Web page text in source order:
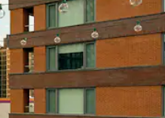
или навигирайте с